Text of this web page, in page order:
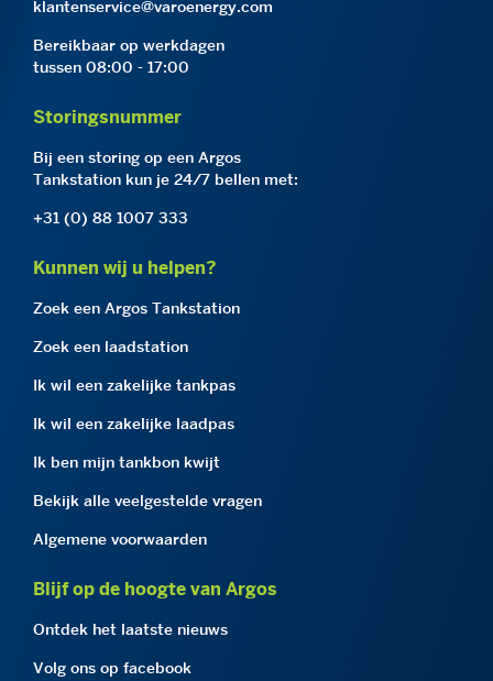
klantenservice@varoenergy.com
Bereikbaar op werkdagen
tussen 08:00 - 17:00
Storingsnummer
Bij een storing op een Argos
Tankstation kun je 24/7 bellen met:
+31 (0) 88 1007 333
Kunnen wij u helpen?
Zoek een Argos Tankstation
Zoek een laadstation
Ik wil een zakelijke tankpas
Ik wil een zakelijke laadpas
Ik ben mijn tankbon kwijt
Bekijk alle veelgestelde vragen
Algemene voorwaarden
Blijf op de hoogte van Argos
Ontdek het laatste nieuws
Volg ons op facebook